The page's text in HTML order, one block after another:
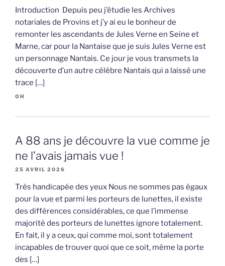
Introduction Depuis peu j’étudie les Archives
notariales de Provins et j’y ai eu le bonheur de
remonter les ascendants de Jules Verne en Seine et
Marne, car pour la Nantaise que je suis Jules Verne est
un personnage Nantais. Ce jour je vous transmets la
découverte d’un autre célèbre Nantais qui a laissé une
trace […]
OH
A 88 ans je découvre la vue comme je
ne l’avais jamais vue !
25 AVRIL 2026
Très handicapée des yeux Nous ne sommes pas égaux
pour la vue et parmi les porteurs de lunettes, il existe
des différences considérables, ce que l’immense
majorité des porteurs de lunettes ignore totalement.
En fait, il y a ceux, qui comme moi, sont totalement
incapables de trouver quoi que ce soit, même la porte
des […]